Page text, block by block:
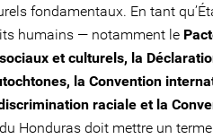
fondamentaux. En tant
humains — notamment le
et culturels, la
la Convention
raciale et la
Honduras doit mettre un